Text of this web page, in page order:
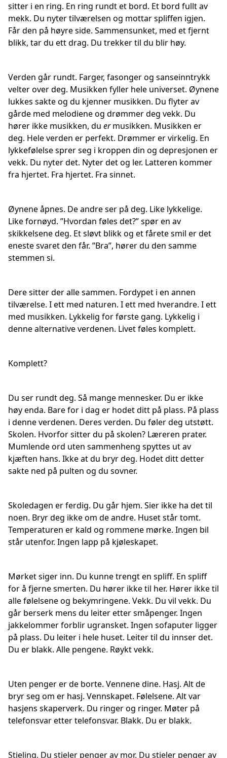
sitter i en ring. En ring rundt et bord. Et bord fullt av
mekk. Du nyter tilværelsen og mottar spliffen igjen.
Får den på høyre side. Sammensunket, med et fjernt
blikk, tar du ett drag. Du trekker til du blir høy.
Verden går rundt. Farger, fasonger og sanseinntrykk
velter over deg. Musikken fyller hele universet. Øynene
lukkes sakte og du kjenner musikken. Du flyter av
gårde med melodiene og drømmer deg vekk. Du
hører ikke musikken, du ermusikken. Musikken er
deg. Hele verden er perfekt. Drømmer er virkelig. En
lykkefølelse sprer seg i kroppen din og depresjonen er
vekk. Du nyter det. Nyter det og ler. Latteren kommer
fra hjertet. Fra hjertet. Fra sinnet.
Øynene åpnes. De andre ser på deg. Like lykkelige.
Like fornøyd. ”Hvordan føles det?” spør en av
skikkelsene deg. Et sløvt blikk og et fårete smil er det
eneste svaret den får. ”Bra”, hører du den samme
stemmen si.
Dere sitter der alle sammen. Fordypet i en annen
tilværelse. I ett med naturen. I ett med hverandre. I ett
med musikken. Lykkelig for første gang. Lykkelig i
denne alternative verdenen. Livet føles komplett.
Komplett?
Du ser rundt deg. Så mange mennesker. Du er ikke
høy enda. Bare for i dag er hodet ditt på plass. På plass
i denne verdenen. Deres verden. Du føler deg utstøtt.
Skolen. Hvorfor sitter du på skolen? Læreren prater.
Mumlende ord uten sammenheng spyttes ut av
kjæften hans. Ikke at du bryr deg. Hodet ditt detter
sakte ned på pulten og du sovner.
Skoledagen er ferdig. Du går hjem. Sier ikke ha det til
noen. Bryr deg ikke om de andre. Huset står tomt.
Temperaturen er kald og rommene mørke. Ingen bil
står utenfor. Ingen lapp på kjøleskapet.
Mørket siger inn. Du kunne trengt en spliff. En spliff
for å fjerne smerten. Du hører ikke til her. Hører ikke til
alle følelsene og bekymringene. Vekk. Du vil vekk. Du
går berserk mens du leiter etter småpenger. Ingen
jakkelommer forblir ugransket. Ingen sofaputer ligger
på plass. Du leiter i hele huset. Leiter til du innser det.
Du er blakk. Alle pengene. Røykt vekk.
Uten penger er de borte. Vennene dine. Hasj. Alt de
bryr seg om er hasj. Vennskapet. Følelsene. Alt var
hasjens skaperverk. Du ringer og ringer. Møter på
telefonsvar etter telefonsvar. Blakk. Du er blakk.
Stjeling. Du stjeler penger av mor. Du stjeler penger av